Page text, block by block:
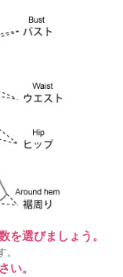
を選びましょう。
。
い。